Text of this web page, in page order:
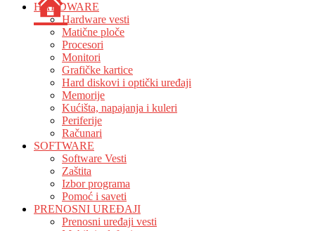
HARDWARE
Hardware vesti
Matične ploče
Procesori
Monitori
Grafičke kartice
Hard diskovi i optički uređaji
Memorije
Kućišta, napajanja i kuleri
Periferije
Računari
SOFTWARE
Software Vesti
Zaštita
Izbor programa
Pomoć i saveti
PRENOSNI UREĐAJI
Prenosni uređaji vesti